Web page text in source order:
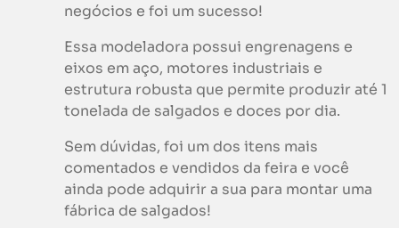
negócios e foi um sucesso!
Essa modeladora possui engrenagens e
eixos em aço, motores industriais e
estrutura robusta que permite produzir até 1
tonelada de salgados e doces por dia.
Sem dúvidas, foi um dos itens mais
comentados e vendidos da feira e você
ainda pode adquirir a sua para montar uma
fábrica de salgados!